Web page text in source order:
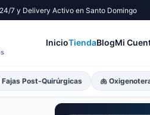
7 y Delivery Activo en Santo Domingo
InicioTiendaBlogMi
Fajas Post-Quirúrgicas 🫁